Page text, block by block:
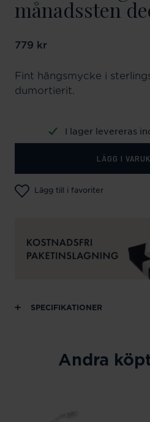
månadssten
Pris :779 kr
779 kr
Fint hängsmycke i
dumortierit.
I lager levereras
LÄGG I
Lägg till i favoriter
SPECIFIKATIONER
Andra